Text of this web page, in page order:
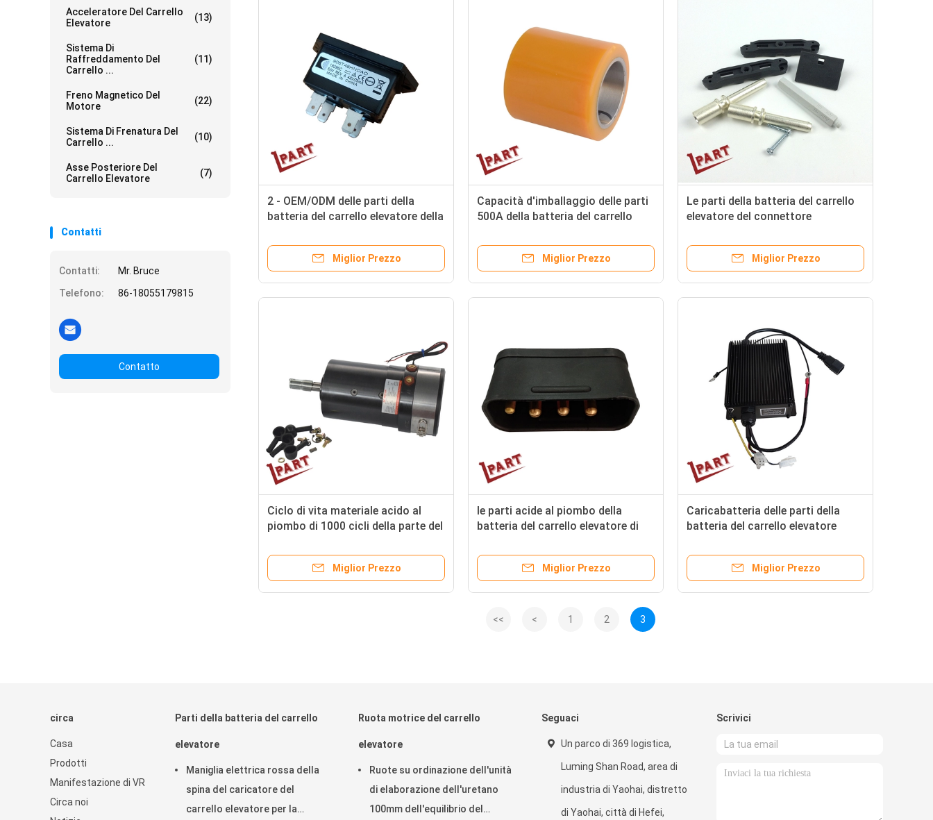
Acceleratore Del Carrello
Elevatore
(13)
Sistema Di
Raffreddamento Del
Carrello ...
(11)
Freno Magnetico Del
Motore
(22)
Sistema Di Frenatura Del
Carrello ...
(10)
Asse Posteriore Del
Carrello Elevatore
(7)
Contatti
Contatti:
Mr. Bruce
Telefono:
86-18055179815
Contatto
2 - OEM/ODM delle parti della
batteria del carrello elevatore della
Miglior Prezzo
Capacità d'imballaggio delle parti
500A della batteria del carrello
connettore M8
Miglior Prezzo
Le parti della batteria del carrello
elevatore del connettore
400*400*400mm
Miglior Prezzo
Ciclo di vita materiale acido al
piombo di 1000 cicli della parte del
M8
Miglior Prezzo
le parti acide al piombo della
batteria del carrello elevatore di
garanzia da 2 anni
Miglior Prezzo
Caricabatteria delle parti della
batteria del carrello elevatore
Miglior Prezzo
<< < 1 2 3
circa
Casa
Prodotti
Manifestazione di VR
Circa noi
Parti della batteria del carrello
elevatore
Maniglia elettrica rossa della
spina del caricatore del
carrello elevatore per la
Ruota motrice del carrello
elevatore
Ruote su ordinazione dell'unità
di elaborazione dell'uretano
100mm dell'equilibrio del
Seguaci
Un parco di 369 logistica,
Luming Shan Road, area di
industria di Yaohai, distretto
di Yaohai, città di Hefei,
Scrivici